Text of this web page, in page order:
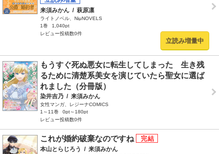
来須みかん / 萩原凛
ライトノベル、NiμNOVELS
1巻
1,040pt
レビュー投稿数0件
立読み増量中
もうすぐ死ぬ悪女に転生してしまった 生き残
るために清楚系美女を演じていたら聖女に選ば
れました（分冊版）
染井吉乃 / 来須みかん
女性マンガ、レジーナCOMICS
1～11巻
0pt～180pt
レビュー投稿数0件
これが婚約破棄なのですね
本山とらじろう / 来須みかん